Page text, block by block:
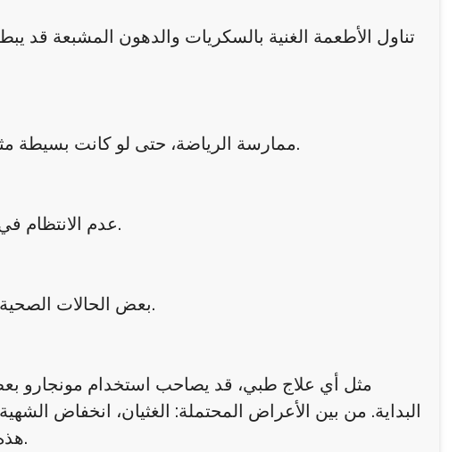
تناول الأطعمة الغنية بالسكريات والدهون المشبعة قد
ممارسة الرياضة، حتى لو كانت بسيطة مثل المشي اليومي، تعزز من حرق الدهون بشكل ملحوظ.
عدم الانتظام في الجرعات أو التوقف المفاجئ قد يقلل من فعالية النتائج.
بعض الحالات الصحية أو التغيرات الهرمونية قد تؤثر على سرعة فقدان الوزن.
مثل أي علاج طبي، قد يصاحب استخدام مونجارو بعض
البداية. من بين الأعراض المحتملة: الغثيان، انخفاض
هذه الأعراض عادة ما تقل مع مرور الوقت مع تكيف الجسم.